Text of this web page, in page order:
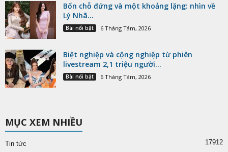
Bốn chỗ đứng và một khoảng lặng: nhìn về
Lý Nhã...
Bài nổi bật 6 Tháng Tám, 2026
Biệt nghiệp và cộng nghiệp từ phiên
livestream 2,1 triệu người...
Bài nổi bật 6 Tháng Tám, 2026
MỤC XEM NHIỀU
Tin tức 17912